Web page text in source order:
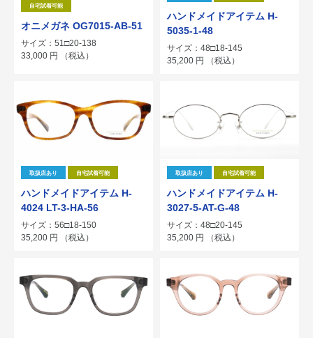
自宅試着可能
オニメガネ OG7015-AB-51
サイズ：51□20-138
33,000 円 （税込）
ハンドメイドアイテム H-
5035-1-48
サイズ：48□18-145
35,200 円 （税込）
取扱店あり 自宅試着可能
ハンドメイドアイテム H-
4024 LT-3-HA-56
サイズ：56□18-150
35,200 円 （税込）
取扱店あり 自宅試着可能
ハンドメイドアイテム H-
3027-5-AT-G-48
サイズ：48□20-145
35,200 円 （税込）